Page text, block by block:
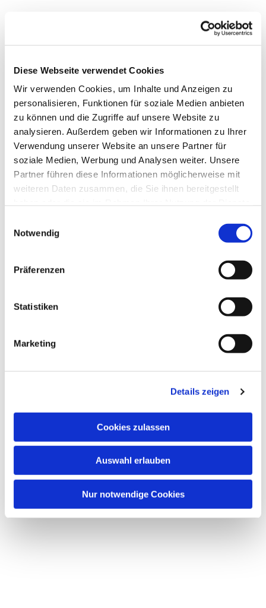
Diese Webseite verwendet Cookies
Wir verwenden Cookies, um Inhalte und Anzeigen zu
personalisieren, Funktionen für soziale Medien anbieten
zu können und die Zugriffe auf unsere Website zu
analysieren. Außerdem geben wir Informationen zu Ihrer
Verwendung unserer Website an unsere Partner für
soziale Medien, Werbung und Analysen weiter. Unsere
Partner führen diese Informationen möglicherweise mit
weiteren Daten zusammen, die Sie ihnen bereitgestellt
Notwendig
Präferenzen
Statistiken
Marketing
Details zeigen
Cookies zulassen
Auswahl erlauben
Nur notwendige Cookies
Dies könnte Sie auch